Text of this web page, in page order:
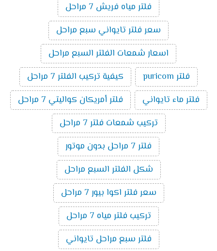
فلتر مياه فريش 7 مراحل
سعر فلتر تايواني سبع مراحل
اسعار شمعات الفلتر السبع مراحل
فلتر puricom
كيفية تركيب الفلتر 7 مراحل
فلتر ماء تايواني
فلتر أمريكان كواليتي 7 مراحل
تركيب شمعات فلتر 7 مراحل
فلتر 7 مراحل بدون موتور
شكل الفلتر السبع مراحل
سعر فلتر اكوا بيور 7 مراحل
تركيب فلتر مياه 7 مراحل
فلتر سبع مراحل تايواني